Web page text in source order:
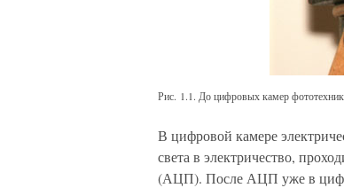
Рис. 1.1. До цифровых камер
В цифровой камере
света в электричество,
(АЦП). После АЦП уже в